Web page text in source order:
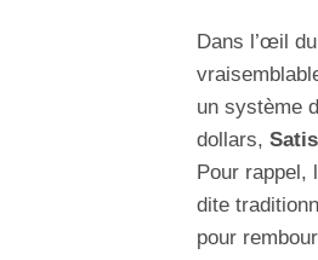
Dans l’œil
un système
dollars,
Pour rappel,
dite
pour